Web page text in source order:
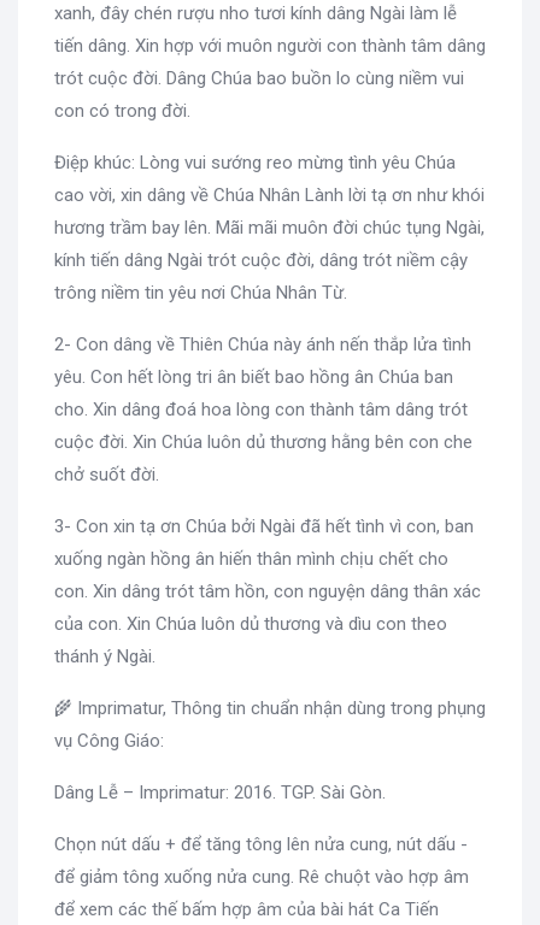
xanh, đây chén rượu nho tươi kính dâng Ngài làm lễ
tiến dâng. Xin hợp với muôn người con thành tâm dâng
trót cuộc đời. Dâng Chúa bao buồn lo cùng niềm vui
con có trong đời.
Điệp khúc: Lòng vui sướng reo mừng tình yêu Chúa
cao vời, xin dâng về Chúa Nhân Lành lời tạ ơn như khói
hương trầm bay lên. Mãi mãi muôn đời chúc tụng Ngài,
kính tiến dâng Ngài trót cuộc đời, dâng trót niềm cậy
trông niềm tin yêu nơi Chúa Nhân Từ.
2- Con dâng về Thiên Chúa này ánh nến thắp lửa tình
yêu. Con hết lòng tri ân biết bao hồng ân Chúa ban
cho. Xin dâng đoá hoa lòng con thành tâm dâng trót
cuộc đời. Xin Chúa luôn dủ thương hằng bên con che
chở suốt đời.
3- Con xin tạ ơn Chúa bởi Ngài đã hết tình vì con, ban
xuống ngàn hồng ân hiến thân mình chịu chết cho
con. Xin dâng trót tâm hồn, con nguyện dâng thân xác
của con. Xin Chúa luôn dủ thương và dìu con theo
thánh ý Ngài.
🌾 Imprimatur, Thông tin chuẩn nhận dùng trong phụng
vụ Công Giáo:
Dâng Lễ – Imprimatur: 2016. TGP. Sài Gòn.
Chọn nút dấu + để tăng tông lên nửa cung, nút dấu -
để giảm tông xuống nửa cung. Rê chuột vào hợp âm
để xem các thế bấm hợp âm của bài hát Ca Tiến